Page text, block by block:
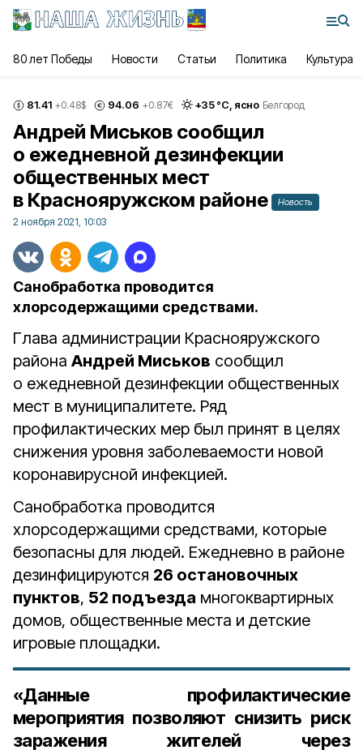
80 лет Победы Новости Статьи Политика Культура
81.41 +0.48$ 94.06 +0.87€ +35°С, ясно Белгород
Андрей Миськов сообщил
о ежедневной дезинфекции
общественных мест
в Краснояружском районе
Новость
2 ноября 2021, 10:03
Санобработка проводится
хлорсодержащими средствами.
Глава администрации Краснояружского
района Андрей Миськов сообщил
о ежедневной дезинфекции общественных
мест в муниципалитете. Ряд
профилактических мер был принят в целях
снижения уровня заболеваемости новой
коронавирусной инфекцией.
Санобработка проводится
хлорсодержащими средствами, которые
безопасны для людей. Ежедневно в районе
дезинфицируются 26 остановочных
пунктов, 52 подъезда многоквартирных
домов, общественные места и детские
игровые площадки.
«Данные профилактические
мероприятия позволяют снизить риск
заражения жителей через